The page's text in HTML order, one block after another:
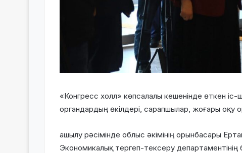
«Конгресс холл» көпсалалы кешенінде өткен
органдардың өкілдері, сарапшылар, жоғары
ашылу рәсімінде облыс әкімінің орынбасары
Экономикалық тергеп-тексеру